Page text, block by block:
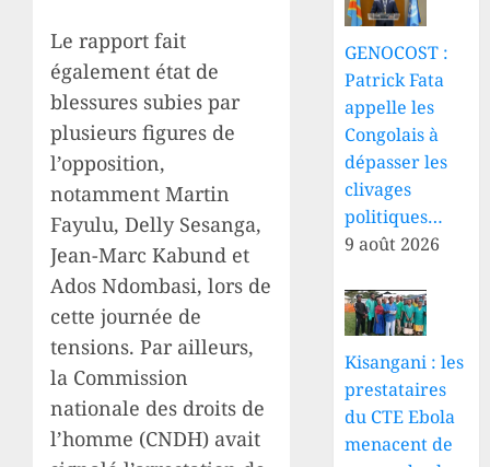
Le rapport fait
également état de
blessures subies par
plusieurs figures de
l’opposition,
notamment Martin
Fayulu, Delly Sesanga,
Jean-Marc Kabund et
Ados Ndombasi, lors de
cette journée de
tensions. Par ailleurs,
la Commission
nationale des droits de
l’homme (CNDH) avait
GENOCOST :
Patrick Fata
appelle les
Congolais à
dépasser les
clivages
politiques…
9 août 2026
Kisangani : les
prestataires
du CTE Ebola
menacent de